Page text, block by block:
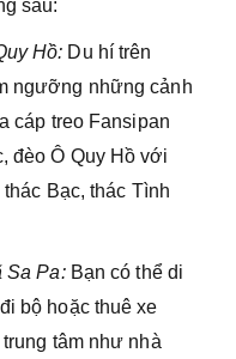
sau:
Hồ: Du hí trên
ngưỡng những cảnh
cáp treo Fansipan
đèo Ô Quy Hồ với
Bạc, thác Tình
Sa Pa: Bạn có thể di
bộ hoặc thuê xe
tâm như nhà